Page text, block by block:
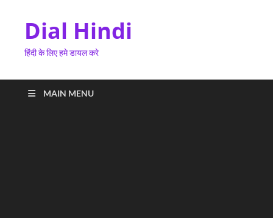
Dial Hindi
हिंदी के लिए हमे डायल करे
MAIN MENU